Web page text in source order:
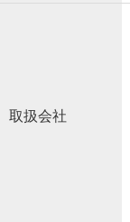
取扱会社